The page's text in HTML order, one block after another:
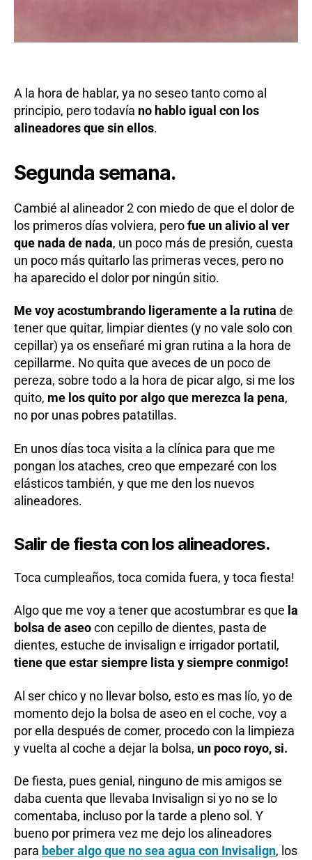
A la hora de hablar, ya no seseo tanto como al
principio, pero todavía no hablo igual con los
alineadores que sin ellos.
Segunda semana.
Cambié al alineador 2 con miedo de que el dolor de
los primeros días volviera, perofue un alivio al ver
que nada de nada, un poco más de presión, cuesta
un poco más quitarlo las primeras veces, pero no
ha aparecido el dolor por ningún sitio.
Me voy acostumbrando ligeramente a la rutina de
tener que quitar, limpiar dientes (y no vale solo con
cepillar) ya os enseñaré mi gran rutina a la hora de
cepillarme. No quita que aveces de un poco de
pereza, sobre todo a la hora de picar algo, si me los
quito, me los quito por algo que merezca la pena,
no por unas pobres patatillas.
En unos días toca visita a la clínica para que me
pongan los ataches, creo que empezaré con los
elásticos también, y que me den los nuevos
alineadores.
Salir de fiesta con los alineadores.
Toca cumpleaños, toca comida fuera, y toca fiesta!
Algo que me voy a tener que acostumbrar es que la
bolsa de aseocon cepillo de dientes, pasta de
dientes, estuche de invisalign e irrigador portatil,
tiene que estar siempre lista y siempre conmigo!
Al ser chico y no llevar bolso, esto es mas lío, yo de
momento dejo la bolsa de aseo en el coche, voy a
por ella después de comer, procedo con la limpieza
y vuelta al coche a dejar la bolsa, un poco royo, si.
De fiesta, pues genial, ninguno de mis amigos se
daba cuenta que llevaba Invisalign si yo no se lo
comentaba, incluso por la tarde a pleno sol. Y
bueno por primera vez me dejo los alineadores
para beber algo que no sea agua con Invisalign, los